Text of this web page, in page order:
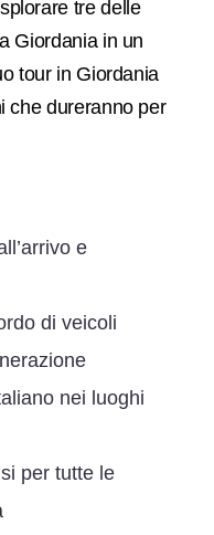
tre delle
Giordania in un
tour in Giordania
che dureranno per
e
di veicoli
nei luoghi
per tutte le